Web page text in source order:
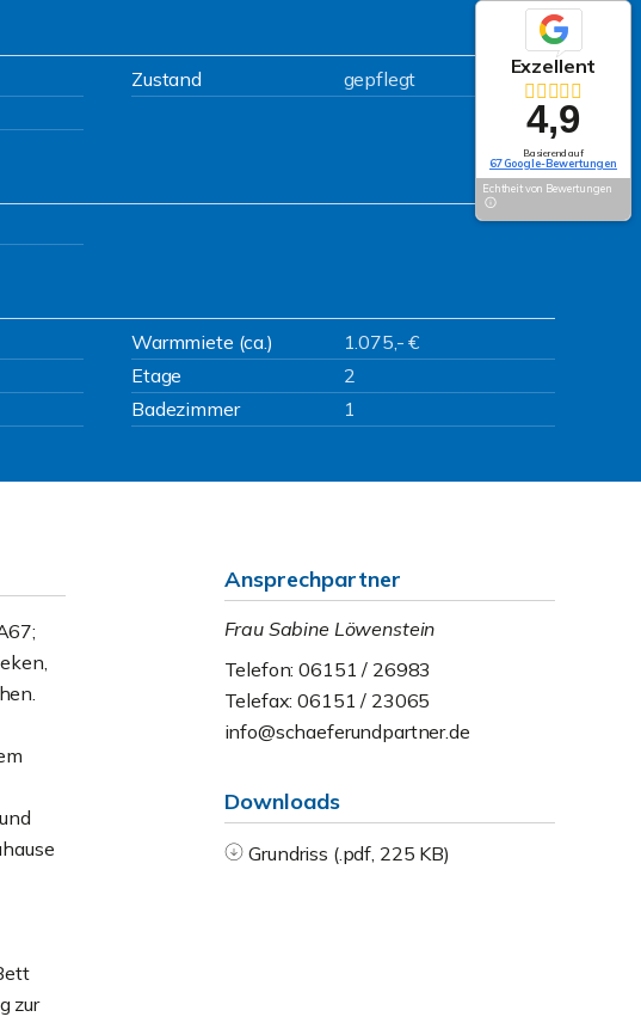
Zustand
gepflegt
Warmmiete (ca.)
1.075,- €
Etage
2
Badezimmer 1
zur
Ansprechpartner
Frau Sabine Löwenstein
Telefon: 06151 / 26983
Telefax: 06151 / 23065
info@schaeferundpartner.de
Downloads
Grundriss (.pdf, 225 KB)
Exzellent
4,9
Basierend auf
67 Google-Bewertungen
Echtheit von Bewertungen